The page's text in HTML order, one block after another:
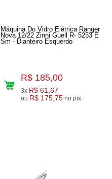
Máquina Do Vidro Elétrica Ranger
Nova 12/22 Zinni Guell R- 5253 E
Sm - Dianteiro Esquerdo
R$ 185,00
3x R$ 61,67
ou R$ 175,75 no pix